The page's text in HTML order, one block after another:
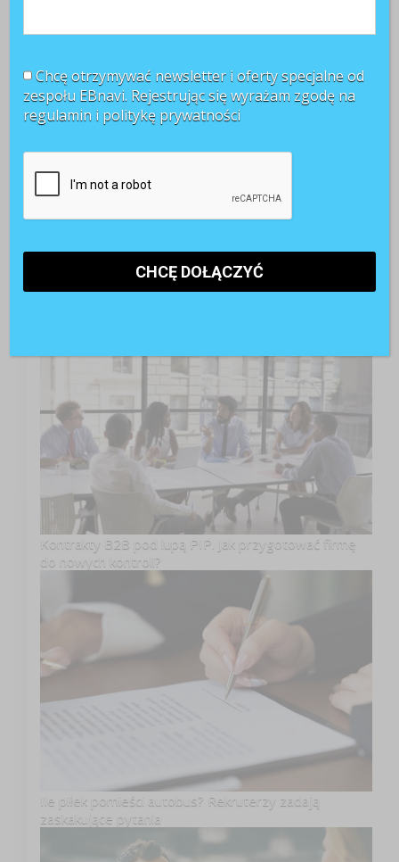
TOP 3 miesiąca
Kontrakty B2B pod lupą PIP. Jak przygotować firmę
do nowych kontroli?
Ile piłek pomieści autobus? Rekruterzy zadają
zaskakujące pytania
Chcę otrzymywać newsletter i oferty specjalne od
zespołu EBnavi. Rejestrując się wyrażam zgodę na
regulamin i politykę prywatności